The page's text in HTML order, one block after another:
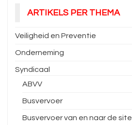
ARTIKELS PER THEMA
Veiligheid en Preventie
Onderneming
Syndicaal
ABVV
Busvervoer
Busvervoer van en naar de site